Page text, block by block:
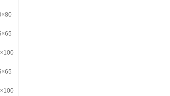
×80
×65
×100
×65
×100